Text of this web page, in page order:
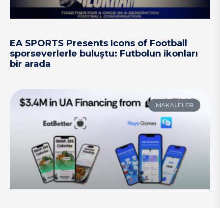
EA SPORTS Presents Icons of Football
sporseverlerle buluştu: Futbolun ikonları
bir arada
MAKALELER